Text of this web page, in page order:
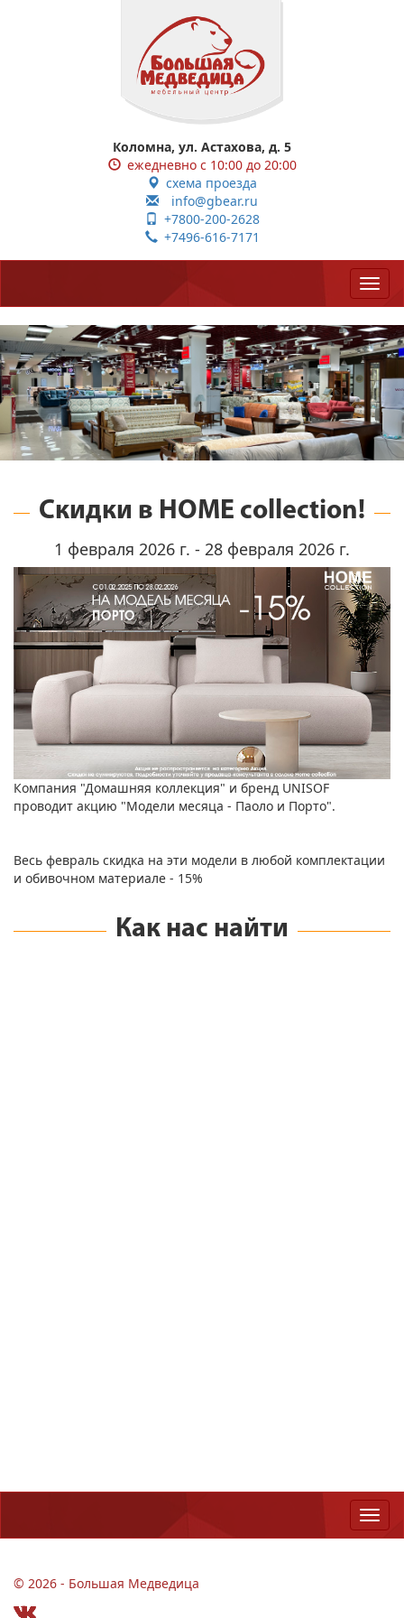
Коломна, ул. Астахова, д. 5
ежедневно с 10:00 до 20:00
схема проезда
info@gbear.ru
+7800-200-2628
+7496-616-7171
Скидки в HOME collection!
1 февраля 2026 г. - 28 февраля 2026 г.
Компания "Домашняя коллекция" и бренд UNISOF
проводит акцию "Модели месяца - Паоло и Порто".
Весь февраль скидка на эти модели в любой комплектации
и обивочном материале - 15%
Как нас найти
© 2026 - Большая Медведица